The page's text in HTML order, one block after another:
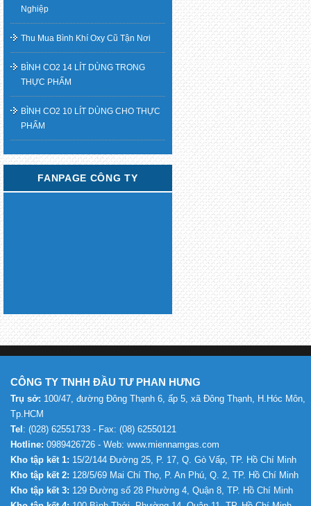
Nghiệp
Thu Mua Bình Khí Oxy Cũ Tận Nơi
BÌNH CO2 14 LÍT DÙNG TRONG
THỰC PHẨM
BÌNH CO2 10 LÍT DÙNG CHO THỰC
PHẨM
FANPAGE CÔNG TY
CÔNG TY TNHH ĐẦU TƯ PHAN HƯNG
Trụ sở: 100/47, đường Đông Thạnh 6, ấp 5, xã Đông Thạnh, H.Hóc Môn,
Tp.HCM
Tel : (028) 62551733 - Fax: (08) 62550121
Hotline: 0989426726 - Web: www.miennamgas.com
Kho tập kết 1: 15/2/144 Đường 25, P. 17, Q. Gò Vấp, TP. Hồ Chí Minh
Kho tập kết 2: 128/5/69 Mai Chí Thọ, P. An Phú, Q. 2, TP. Hồ Chí Minh
Kho tập kết 3: 129 Đường số 28 Phường 4, Quận 8, TP. Hồ Chí Minh